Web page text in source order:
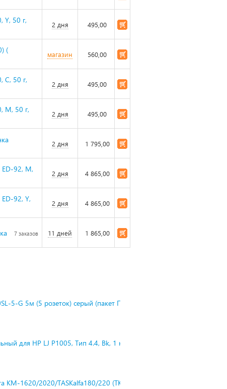
Y, 50 г,
2 дня 495,00
(
магазин 560,00
С, 50 г,
2 дня 495,00
M, 50 г,
2 дня 495,00
2 дня 1 795,00
92, M,
2 дня 4 865,00
92, Y,
2 дня 4 865,00
7 заказов 11 дней 1 865,00
5-G 5м (5 розеток) серый (пакет П
для HP LJ P1005, Тип 4.4, Bk, 1 к
KM-1620/2020/TASKalfa180/220 (TK-